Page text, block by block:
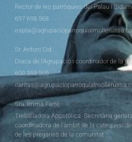
Rector de les parròquies del Palau i
697 698 568
Sr. Antoni Cid
Diaca de l’Agrupació i coordinador de la
600 353 505
Sra. Imma Farré
Treballadora Apostòlica. Secretària
coordinadora de l’àmbit de la catequesi
de les pregàries de la comunitat